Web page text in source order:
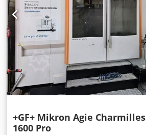
+GF+ Mikron Agie Charmilles
1600 Pro